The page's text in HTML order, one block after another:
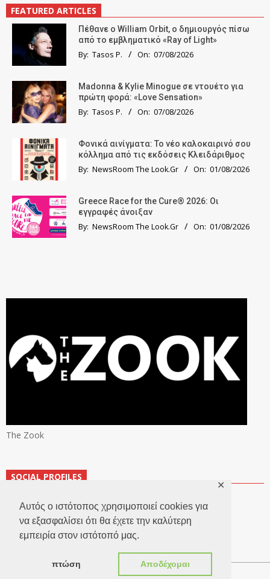
Αυτός ο ιστότοπος χρησιμοποιεί cookies για
να εξασφαλίσει ότι θα έχετε την καλύτερη
εμπειρία στον ιστότοπό μας.
πτώση Αποδέχομαι
✕
FEATURED ARTICLES
Πέθανε ο William Orbit, ο δημιουργός πίσω
από το εμβληματικό «Ray of Light»
By: Tasos P. On: 07/08/2026
Madonna & Kylie Minogue σε ντουέτο για
πρώτη φορά: «Love Sensation»
By: Tasos P. On: 07/08/2026
Φονικά αινίγματα: Το νέο καλοκαιρινό σου
κόλλημα από τις εκδόσεις Κλειδάριθμος
By: NewsRoom The Look.Gr On: 01/08/2026
Greece Race for the Cure® 2026: Οι
εγγραφές άνοιξαν
By: NewsRoom The Look.Gr On: 01/08/2026
The Zook
SOCIAL PROFILES